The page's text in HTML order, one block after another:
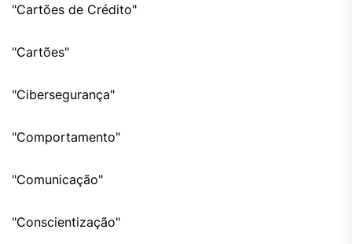
"Cartões de Crédito"
"Cartões"
"Cibersegurança"
"Comportamento"
"Comunicação"
"Conscientização"